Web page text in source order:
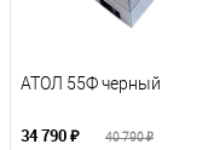
АТОЛ 55Ф черный
34 790 ₽ 40 790 ₽